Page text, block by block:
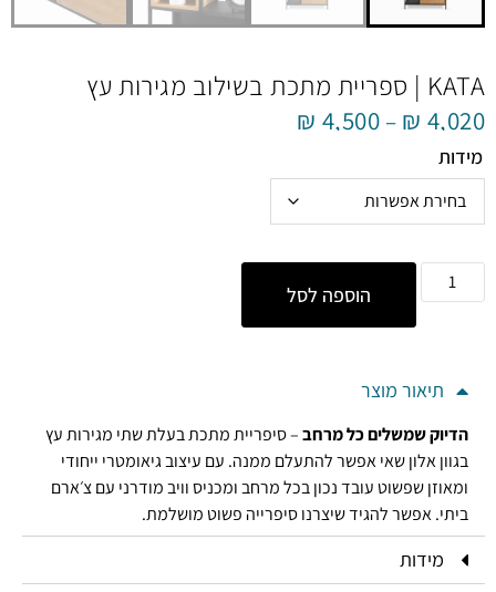
KATA | ספריית מתכת בשילוב מגירות עץ
₪ 4,020
–
₪ 4,500
מידות
הוספה לסל
תיאור מוצר
הדיוק שמשלים כל מרחב– סיפריית מתכת בעלת שתי מגירות עץ
בגוון אלון שאי אפשר להתעלם ממנה. עם עיצוב גיאומטרי ייחודי
ומאוזן שפשוט עובד נכון בכל מרחב ומכניס וויב מודרני עם צ׳ארם
ביתי. אפשר להגיד שיצרנו סיפרייה פשוט מושלמת.
מידות